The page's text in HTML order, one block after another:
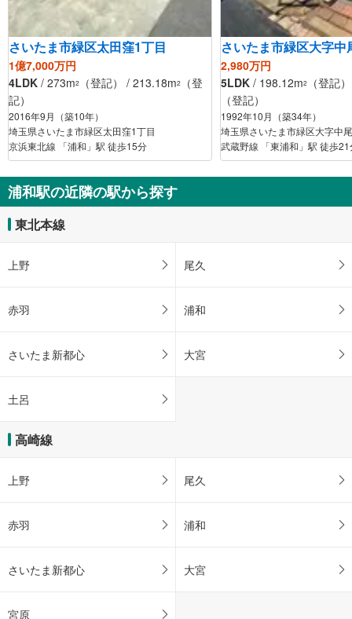
さいたま市緑区太田窪1丁目
1億7,000万円
4LDK / 273m2 （登記） / 213.18m2
（登
記）
2016年9月（築10年）
埼玉県さいたま市緑区太田窪1丁目
京浜東北線 「浦和」駅 徒歩15分
さいたま市緑区大字中
2,980万円
5LDK / 198.12m2
（登記
（登記）
1992年10月（築34年）
埼玉県さいたま市緑区大字中尾
武蔵野線 「東浦和」駅 徒歩21
浦和駅の近隣の駅から探す
東北本線
上野 尾久
赤羽 浦和
さいたま新都心 大宮
土呂
高崎線
上野 尾久
赤羽 浦和
さいたま新都心 大宮
宮原